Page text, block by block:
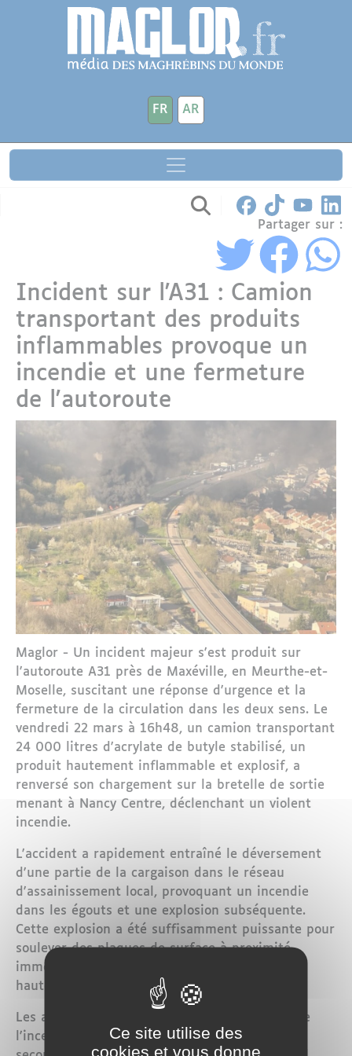
Aller au contenu principal
FR AR
Partager sur :
Incident sur l'A31 : Camion
transportant des produits
inflammables provoque un
incendie et une fermeture
de l'autoroute
Maglor - Un incident majeur s'est produit sur
l'autoroute A31 près de Maxéville, en Meurthe-et-
Moselle, suscitant une réponse d'urgence et la
fermeture de la circulation dans les deux sens. Le
vendredi 22 mars à 16h48, un camion transportant
24 000 litres d'acrylate de butyle stabilisé, un
produit hautement inflammable et explosif, a
renversé son chargement sur la bretelle de sortie
menant à Nancy Centre, déclenchant un violent
incendie.
L'accident a rapidement entraîné le déversement
d'une partie de la cargaison dans le réseau
d'assainissement local, provoquant un incendie
dans les égouts et une explosion subséquente.
Cette explosion a été suffisamment puissante pour
soulever des plaques de surface à proximité
immédiate du sinistre, créant une situation
hautement dangereuse.
Les autorités ont agi rapidement pour éteindre
l'incendie, mobilisant d'importants moyens de
Panneau de gestion des cookies
Ce site utilise des
cookies et vous donne